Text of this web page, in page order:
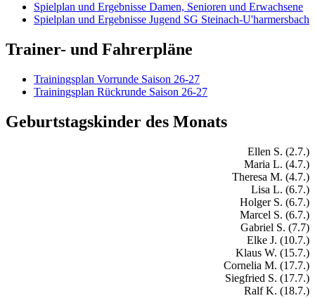
Spielplan und Ergebnisse Damen, Senioren und Erwachsene
Spielplan und Ergebnisse Jugend SG Steinach-U'harmersbach
Trainer- und Fahrerpläne
Trainingsplan Vorrunde Saison 26-27
Trainingsplan Rückrunde Saison 26-27
Geburtstagskinder des Monats
Ellen S. (2.7.)
Maria L. (4.7.)
Theresa M. (4.7.)
Lisa L. (6.7.)
Holger S. (6.7.)
Marcel S. (6.7.)
Gabriel S. (7.7)
Elke J. (10.7.)
Klaus W. (15.7.)
Cornelia M. (17.7.)
Siegfried S. (17.7.)
Ralf K. (18.7.)